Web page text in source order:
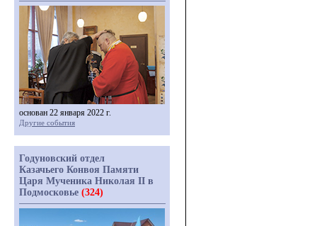
основан 22 января 2022 г.
Другие события
Годуновский отдел
Казачьего Конвоя Памяти
Царя Мученика Николая II в
Подмосковье (324)